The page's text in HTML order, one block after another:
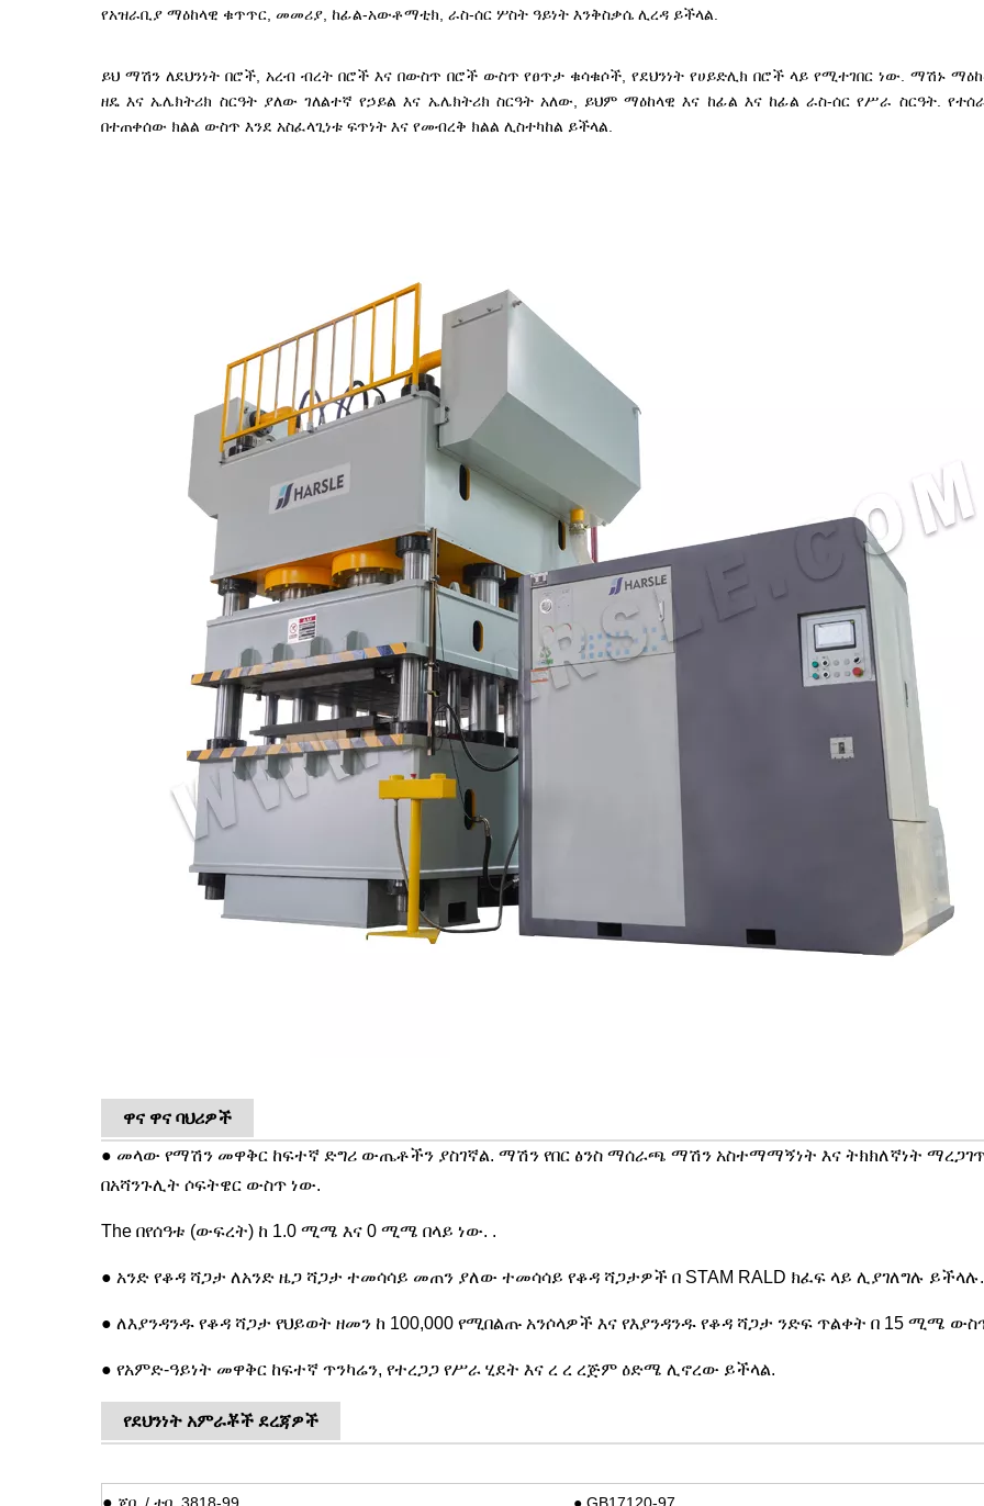
የአዝራቢያ ማዕከላዊ ቁጥጥር, መመሪያ, ከፊል-አውቶማቲክ, ራስ-ሰር ሦስት ዓይነት እንቅስቃሴ ሊረዳ ይችላል.
ይህ ማሽን ለደህንነት በሮች, አረብ ብረት በሮች እና በውስጥ በሮች ውስጥ የፀጥታ ቁሳቁሶች, የደህንነት የሀይድሊክ በሮች ላይ የሚተገበር ነው. ማሽኑ
ዘዴ እና ኤሌክትሪክ ስርዓት ያለው ገለልተኛ የኃይል እና ኤሌክትሪክ ስርዓት አለው, ይህም ማዕከላዊ እና ከፊል እና ከፊል ራስ-ሰር የሥራ ስርዓት.
በተጠቀሰው ክልል ውስጥ እንደ አስፈላጊነቱ ፍጥነት እና የመብረቅ ክልል ሊስተካከል ይችላል.
ዋና ዋና ባህሪዎች
● መላው የማሽን መዋቅር ከፍተኛ ድግሪ ውጤቶችን ያስገኛል. ማሽን የበር ፅንስ ማሰራጫ ማሽን አስተማማኝነት እና ትክክለኛነት
በአሻንጉሊት ሶፍትዌር ውስጥ ነው.
The በየሰዓቱ (ውፍረት) ከ 1.0 ሚሜ እና 0 ሚሜ በላይ ነው. .
● አንድ የቆዳ ሻጋታ ለአንድ ዜጋ ሻጋታ ተመሳሳይ መጠን ያለው ተመሳሳይ የቆዳ ሻጋታዎች በ STAM RALD ክፈፍ ላይ ሊያገለግሉ ይችላሉ.
● ለእያንዳንዱ የቆዳ ሻጋታ የህይወት ዘመን ከ 100,000 የሚበልጡ አንሶላዎች እና የእያንዳንዱ የቆዳ ሻጋታ ንድፍ ጥልቀት በ 15 ሚሜ
● የአምድ-ዓይነት መዋቅር ከፍተኛ ጥንካሬን, የተረጋጋ የሥራ ሂደት እና ረ ረ ረጅም ዕድሜ ሊኖረው ይችላል.
የደህንነት አምራቾች ደረጃዎች
●